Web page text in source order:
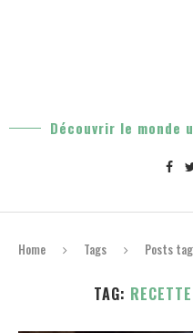
Découvrir le monde
Home Tags Posts
TAG: